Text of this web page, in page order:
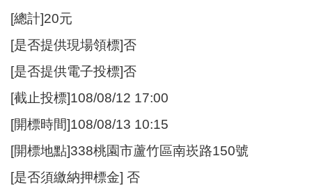
[總計]20元
[是否提供現場領標]否
[是否提供電子投標]否
[截止投標]108/08/12 17:00
[開標時間]108/08/13 10:15
[開標地點]338桃園市蘆竹區南崁路150號
[是否須繳納押標金] 否